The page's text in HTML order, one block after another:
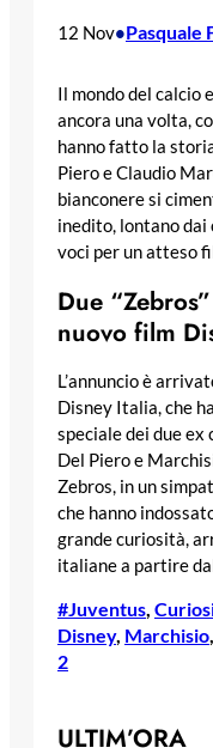
12 Nov•Pasquale
Il mondo del calcio
ancora una volta,
hanno fatto la
Piero e Claudio
bianconere si
inedito, lontano dai
voci per un atteso
Due
nuovo film
L’annuncio è
Disney Italia, che
speciale dei due ex
Del Piero e
Zebros, in un
che hanno
grande curiosità,
italiane a partire
#Juventus,
Disney, Marchisio,
2
ULTIM’ORA